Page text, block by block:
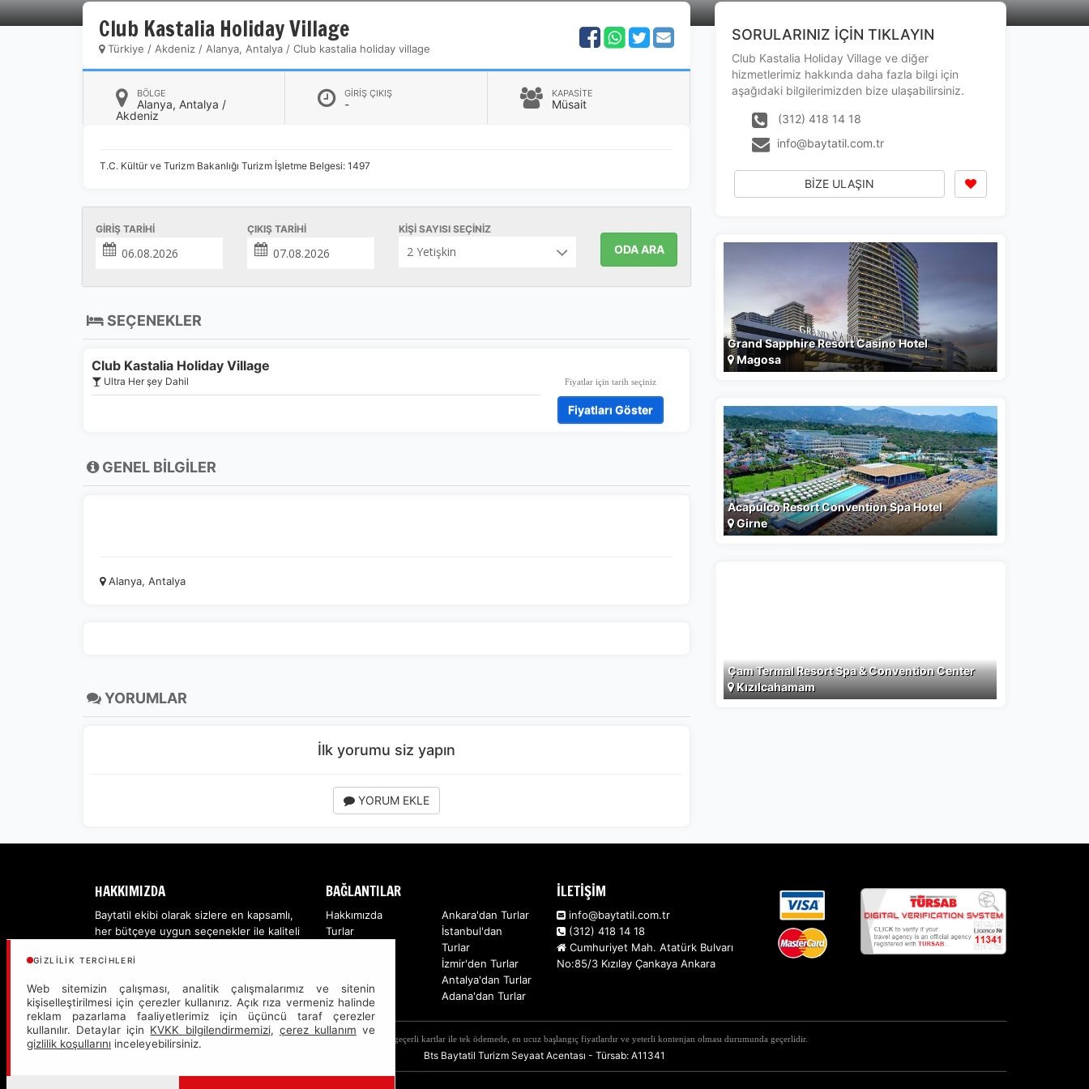
GIZLILIK TERCIHLERI
Web sitemizin çalışması, analitik çalışmalarımız ve sitenin
kişiselleştirilmesi için çerezler kullanırız. Açık rıza vermeniz halinde
reklam pazarlama faaliyetlerimiz için üçüncü taraf çerezler
kullanılır. Detaylar için KVKK bilgilendirmemizi, çerez kullanım ve
gizlilik koşullarını inceleyebilirsiniz.
Çerez tercihlerinizi
Daha fazla bilgi içinKVKK bilgilendirmemizi
çerezler olmadan site düzgün çalışmaz ve devre dışı bırakılamaz.
İstatistik Çerezleri
Ziyaretçilerin siteyi nasıl kullandığını anonim olarak ölçeriz. Hangi
Club Kastalia Holiday Village
Türkiye / Akdeniz / Alanya, Antalya / Club kastalia holiday village
BÖLGE
Alanya, Antalya /
Akdeniz
GİRİŞ ÇIKIŞ
-
KAPASİTE
Müsait
T.C. Kültür ve Turizm Bakanlığı Turizm İşletme Belgesi: 1497
GIRIŞ TARIHI ÇIKIŞ TARIHI KIŞI SAYISI SEÇINIZ
ODA ARA
SEÇENEKLER
Club Kastalia Holiday Village
Ultra Her şey Dahil Fiyatlar için tarih seçiniz
Fiyatları Göster
GENEL BİLGİLER
Alanya, Antalya
YORUMLAR
İlk yorumu siz yapın
YORUM EKLE
SORULARINIZ İÇİN TIKLAYIN
Club Kastalia Holiday Village ve diğer
hizmetlerimiz hakkında daha fazla bilgi için
aşağıdaki bilgilerimizden bize ulaşabilirsiniz.
(312) 418 14 18
info@baytatil.com.tr
BİZE ULAŞIN
Grand Sapphire Resort Casino Hotel
Magosa
Acapulco Resort Convention Spa Hotel
Girne
Çam Termal Resort Spa & Convention Center
Kızılcahamam
HAKKIMIZDA
Baytatil ekibi olarak sizlere en kapsamlı,
her bütçeye uygun seçenekler ile kaliteli
BAĞLANTILAR
Hakkımızda
Turlar
Ankara'dan Turlar
İstanbul'dan
Turlar
İzmir'den Turlar
Antalya'dan Turlar
Adana'dan Turlar
İLETİŞİM
info@baytatil.com.tr
(312) 418 14 18
Cumhuriyet Mah. Atatürk Bulvarı
No:85/3 Kızılay Çankaya Ankara
Sitemizde anılan tüm fiyatlar, geçerli kartlar ile tek ödemede, en ucuz başlangıç fiyatlardır ve yeterli kontenjan olması durumunda geçerlidir.
Bts Baytatil Turizm Seyaat Acentası - Türsab: A11341